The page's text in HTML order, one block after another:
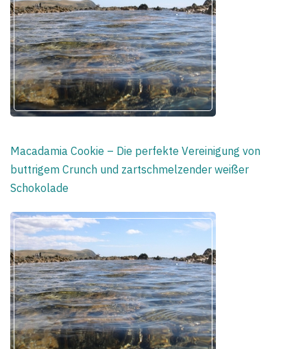
Macadamia Cookie – Die perfekte Vereinigung von
buttrigem Crunch und zartschmelzender weißer
Schokolade